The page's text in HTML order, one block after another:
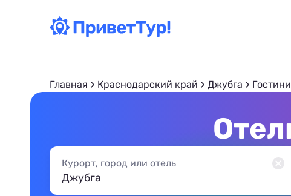
Главная Краснодарский край Джубга
Курорт, город или отель